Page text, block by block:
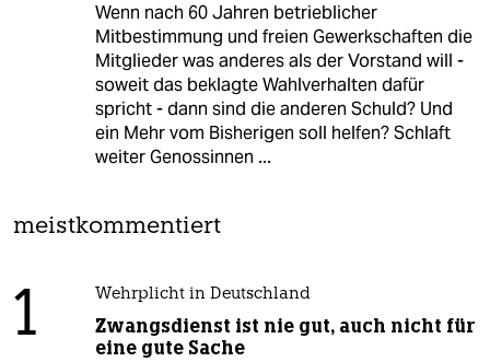
Wenn nach 60 Jahren betrieblicher
Mitbestimmung und freien Gewerkschaften die
Mitglieder was anderes als der Vorstand will -
soweit das beklagte Wahlverhalten dafür
spricht - dann sind die anderen Schuld? Und
ein Mehr vom Bisherigen soll helfen? Schlaft
weiter Genossinnen ...
meistkommentiert
1 Wehrplicht in Deutschland
Zwangsdienst ist nie gut, auch nicht für
eine gute Sache